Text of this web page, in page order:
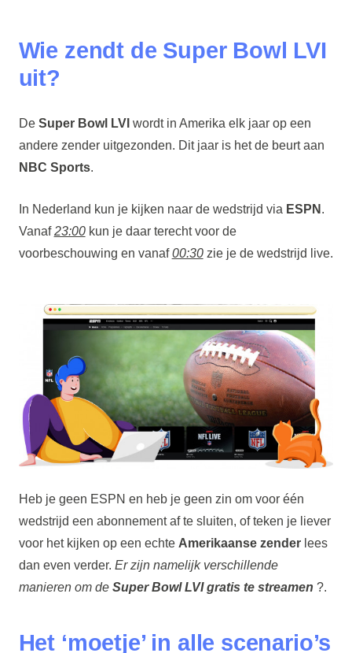
Wie zendt de Super Bowl LVI
uit?
De Super Bowl LVI wordt in Amerika elk jaar op een
andere zender uitgezonden. Dit jaar is het de beurt aan
NBC Sports.
In Nederland kun je kijken naar de wedstrijd via ESPN .
Vanaf23:00kun je daar terecht voor de
voorbeschouwing en vanaf00:30zie je de wedstrijd live.
Heb je geen ESPN en heb je geen zin om voor één
wedstrijd een abonnement af te sluiten, of teken je liever
voor het kijken op een echte Amerikaanse zenderlees
dan even verder. Er zijn namelijk verschillende
manieren om de Super Bowl LVI gratis te streamen ?.
Het ‘moetje’ in alle scenario’s